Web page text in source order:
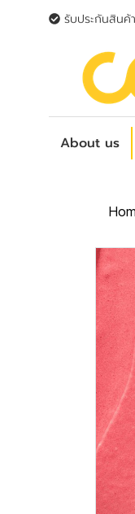
รับประกันสินค้
About us